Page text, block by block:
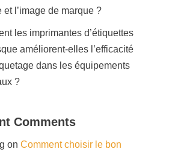
et l’image de marque ?
les imprimantes d’étiquettes
améliorent-elles l’efficacité
dans les équipements
?
Comments
on Comment choisir le bon